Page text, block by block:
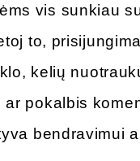
vis sunkiau
to,
kelių
ar pokalbis
bendravimui